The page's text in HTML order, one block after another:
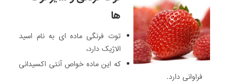
ها
توت فرنگی ماده ای به نام اسید
الاژیک دارد،
که این ماده خواص آنتی اکسیدانی
فراوانی دارد.